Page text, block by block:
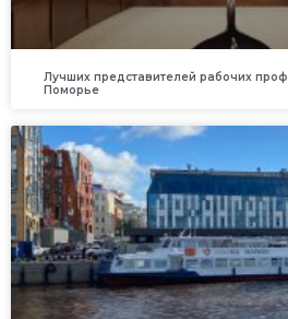
Лучших представителей рабочих
Поморье